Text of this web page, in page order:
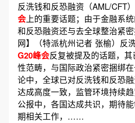
反洗钱和反恐融资（AML/CFT
会上的重要话题；由于金融系
和反恐融资还与去全球整治紧
网】（特派杭州记者 张榆）反
G20峰会反复被提及的话题，
性范畴，与国际政治紧密捆绑
论中，全球已对反洗钱和反恐融
达成高度一致，监管环境持续
公报中，各国达成共识，期待
期相关工作，……